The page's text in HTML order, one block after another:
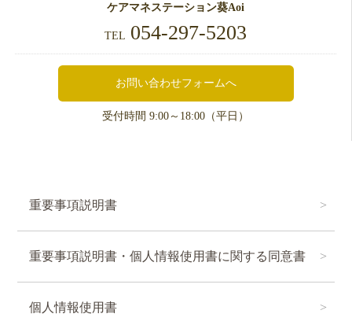
ケアマネステーション葵Aoi
TEL 054-297-5203
お問い合わせフォームへ
受付時間 9:00～18:00（平日）
重要事項説明書
重要事項説明書・個人情報使用書に関する同意書
個人情報使用書